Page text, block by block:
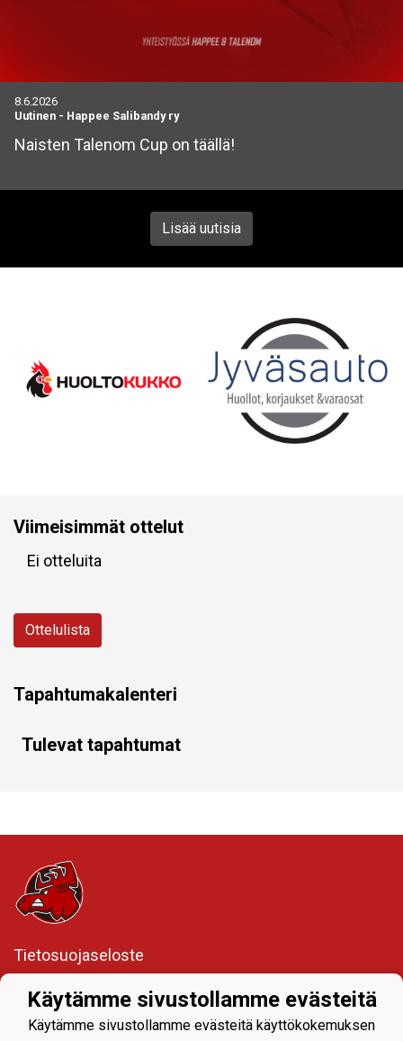
8.6.2026
Uutinen - Happee Salibandy ry
Naisten Talenom Cup on täällä!
Lisää uutisia
Viimeisimmät ottelut
Ei otteluita
Ottelulista
Tapahtumakalenteri
Tulevat tapahtumat
Tietosuojaseloste
Happee Salibandy Ry
Lintumäenkatu 3
41340 Laukaa
Käytämme sivustollamme evästeitä
Käytämme sivustollamme evästeitä käyttökokemuksen